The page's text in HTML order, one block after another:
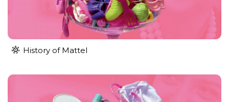
History of Mattel